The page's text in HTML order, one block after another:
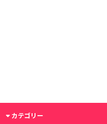
カテゴリー